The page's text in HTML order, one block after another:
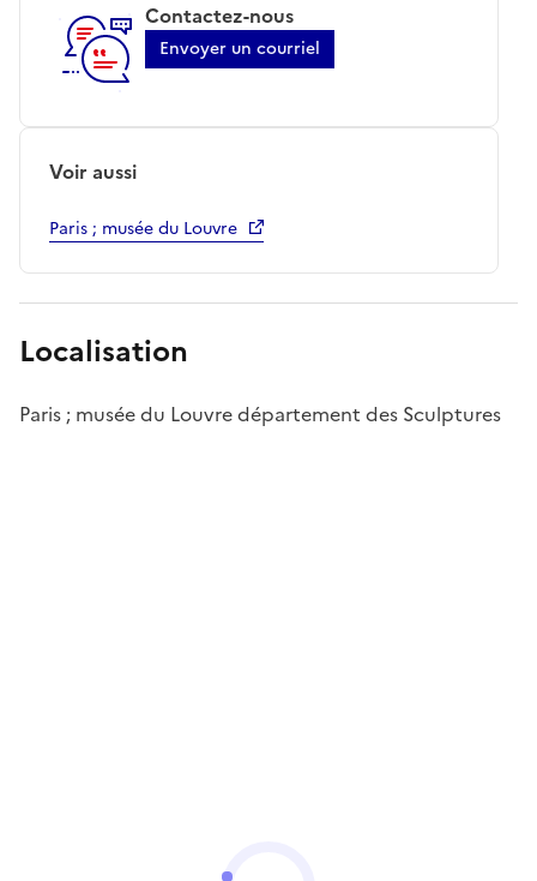
Contactez-nous
Envoyer un courriel
Voir aussi
Paris ; musée du Louvre
Localisation
Paris ; musée du Louvre département des Sculptures